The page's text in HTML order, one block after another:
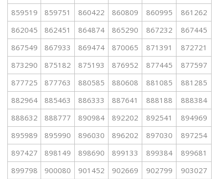
859519
859751 860422 860809 860995
861262
862045
862451 864874 865290 867232
867445
867549
867933 869474 870065 871391
872721
873290
875182 875193 876952 877445
877597
877725
877763 880585 880608 881085
881285
882964
885463 886333 887641 888188
888384
888632
888777 890984 892202 892541
894969
895989
895990 896030 896202 897030
897254
897427
898149 898690 899133 899384
899681
899798
900080 901452 902669 902799
903027